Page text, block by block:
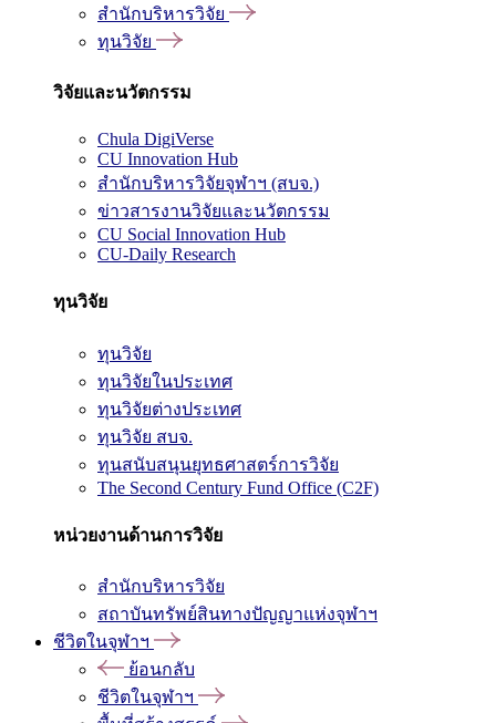
สำนักบริหารวิจัย
ทุนวิจัย
วิจัยและนวัตกรรม
Chula DigiVerse
CU Innovation Hub
สำนักบริหารวิจัยจุฬาฯ (สบจ.)
ข่าวสารงานวิจัยและนวัตกรรม
CU Social Innovation Hub
CU-Daily Research
ทุนวิจัย
ทุนวิจัย
ทุนวิจัยในประเทศ
ทุนวิจัยต่างประเทศ
ทุนวิจัย สบจ.
ทุนสนับสนุนยุทธศาสตร์การวิจัย
The Second Century Fund Office (C2F)
หน่วยงานด้านการวิจัย
สำนักบริหารวิจัย
สถาบันทรัพย์สินทางปัญญาแห่งจุฬาฯ
ชีวิตในจุฬาฯ
ย้อนกลับ
ชีวิตในจุฬาฯ